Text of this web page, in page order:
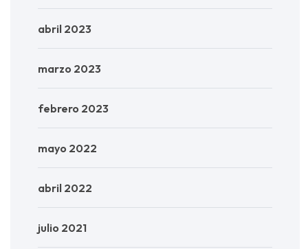
abril 2023
marzo 2023
febrero 2023
mayo 2022
abril 2022
julio 2021